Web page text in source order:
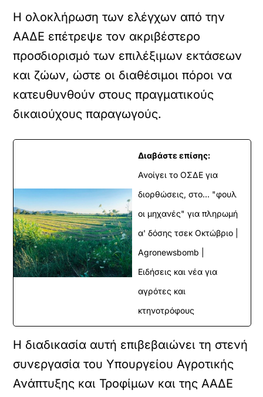
Η ολοκλήρωση των ελέγχων από την
ΑΑΔΕ επέτρεψε τον ακριβέστερο
προσδιορισμό των επιλέξιμων εκτάσεων
και ζώων, ώστε οι διαθέσιμοι πόροι να
κατευθυνθούν στους πραγματικούς
δικαιούχους παραγωγούς.
Διαβάστε επίσης:
Ανοίγει το ΟΣΔΕ για
διορθώσεις, στο... "φουλ
οι μηχανές" για πληρωμή
α' δόσης τσεκ Οκτώβριο |
Agronewsbomb |
Ειδήσεις και νέα για
αγρότες και
κτηνοτρόφους
Η διαδικασία αυτή επιβεβαιώνει τη στενή
συνεργασία του Υπουργείου Αγροτικής
Ανάπτυξης και Τροφίμων και της ΑΑΔΕ